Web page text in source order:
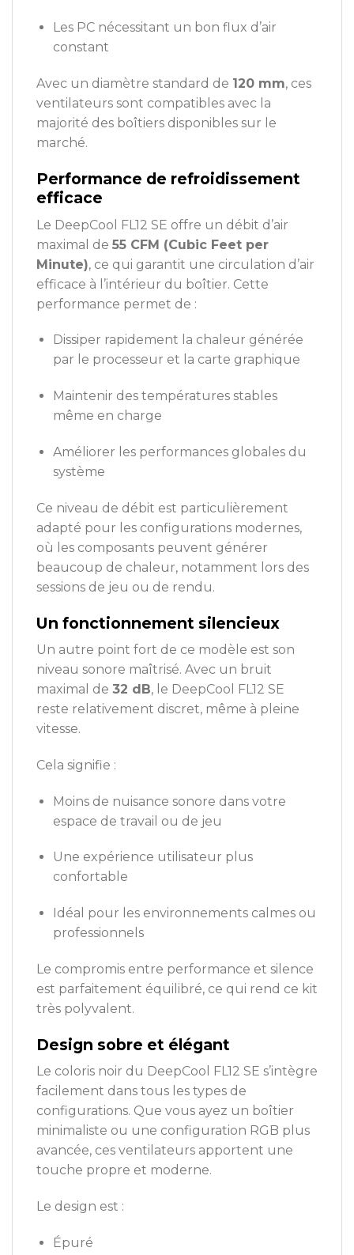
Les PC nécessitant un bon flux d’air
constant
Avec un diamètre standard de 120 mm, ces
ventilateurs sont compatibles avec la
majorité des boîtiers disponibles sur le
marché.
Performance de refroidissement
efficace
Le DeepCool FL12 SE offre un débit d’air
maximal de 55 CFM (Cubic Feet per
Minute), ce qui garantit une circulation d’air
efficace à l’intérieur du boîtier. Cette
performance permet de :
Dissiper rapidement la chaleur générée
par le processeur et la carte graphique
Maintenir des températures stables
même en charge
Améliorer les performances globales du
système
Ce niveau de débit est particulièrement
adapté pour les configurations modernes,
où les composants peuvent générer
beaucoup de chaleur, notamment lors des
sessions de jeu ou de rendu.
Un fonctionnement silencieux
Un autre point fort de ce modèle est son
niveau sonore maîtrisé. Avec un bruit
maximal de 32 dB, le DeepCool FL12 SE
reste relativement discret, même à pleine
vitesse.
Cela signifie :
Moins de nuisance sonore dans votre
espace de travail ou de jeu
Une expérience utilisateur plus
confortable
Idéal pour les environnements calmes ou
professionnels
Le compromis entre performance et silence
est parfaitement équilibré, ce qui rend ce kit
très polyvalent.
Design sobre et élégant
Le coloris noir du DeepCool FL12 SE s’intègre
facilement dans tous les types de
configurations. Que vous ayez un boîtier
minimaliste ou une configuration RGB plus
avancée, ces ventilateurs apportent une
touche propre et moderne.
Le design est :
Épuré